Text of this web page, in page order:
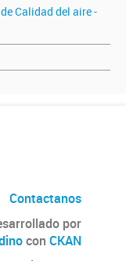
Calidad del aire -
Contactanos
por
con CKAN